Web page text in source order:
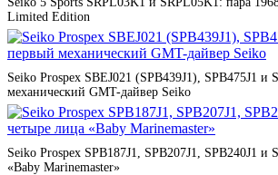
Limited Edition
Seiko Prospex SBEJ021 (SPB439J1), SPB475J1 и
механический GMT-дайвер Seiko
Seiko Prospex SPB187J1, SPB207J1, SPB240J1 и
«Baby Marinemaster»